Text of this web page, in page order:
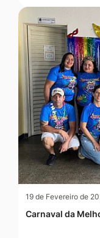
19 de Fevereiro de
Carnaval da